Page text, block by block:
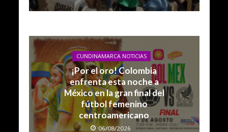
CUNDINAMARCA NOTICIAS
¡Por el oro! Colombia
enfrenta esta noche a
México en la gran final del
fútbol femenino
centroamericano
06/08/2026